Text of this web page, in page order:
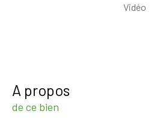
Vidéo
a propos
de ce bien